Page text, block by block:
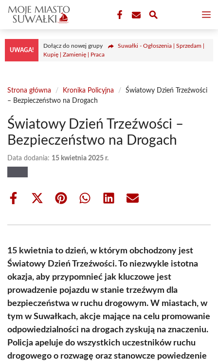
Przejdź
treści
UWAGA!
Dołącz do nowej grupy
Suwałki - Ogłoszenia | Sprzedam |
Kupię | Zamienię | Praca
Strona główna / Kronika Policyjna /
Światowy Dzień Trzeźwości
– Bezpieczeństwo na Drogach
Światowy Dzień Trzeźwości –
Bezpieczeństwo na Drogach
Data dodania: 15 kwietnia 2025 r.
Share
Share
(Twitter)
Share Share Share Share
15 kwietnia to dzień, w którym obchodzony jest
Światowy Dzień Trzeźwości. To niezwykle istotna
okazja, aby przypomnieć jak kluczowe jest
prowadzenie pojazdu w stanie trzeźwym dla
bezpieczeństwa w ruchu drogowym. W miastach, w
tym w Suwałkach, akcje mające na celu promowanie
odpowiedzialności na drogach zyskują na znaczeniu.
Policja apeluje do wszystkich uczestników ruchu
drogowego o rozwagę oraz stanowcze powiedzenie